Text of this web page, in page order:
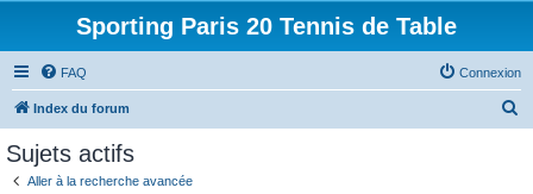
Sporting Paris 20 Tennis de Table
FAQ Connexion
Index du forum
Sujets actifs
Aller à la recherche avancée